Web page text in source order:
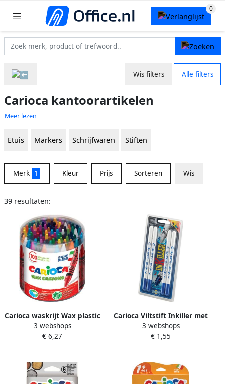
Wis filters Alle filters
Carioca kantoorartikelen
Meer lezen
Etuis Markers Schrijfwaren Stiften
Merk 1 Kleur Prijs Sorteren Wis
39 resultaten:
Carioca waskrijt Wax plastic
pot met 100 stuks in
geassorteerde kleuren
3 webshops
€ 6,27
Carioca Viltstift Inkiller met
wisser set Ã 4 stuks
3 webshops
€ 1,55